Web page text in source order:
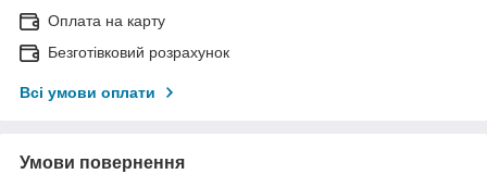
Оплата на карту
Безготівковий розрахунок
Всі умови оплати
Умови повернення